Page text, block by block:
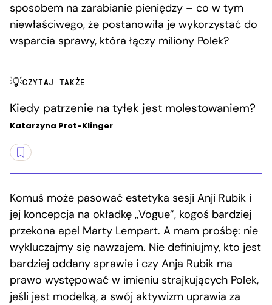
sposobem na zarabianie pieniędzy – co w tym
niewłaściwego, że postanowiła je wykorzystać do
wsparcia sprawy, która łączy miliony Polek?
CZYTAJ TAKŻE
Kiedy patrzenie na tyłek jest molestowaniem?
Katarzyna Prot-Klinger
Komuś może pasować estetyka sesji Anji Rubik i
jej koncepcja na okładkę „Vogue”, kogoś bardziej
przekona apel Marty Lempart. A mam prośbę: nie
wykluczajmy się nawzajem. Nie definiujmy, kto jest
bardziej oddany sprawie i czy Anja Rubik ma
prawo występować w imieniu strajkujących Polek,
jeśli jest modelką, a swój aktywizm uprawia za